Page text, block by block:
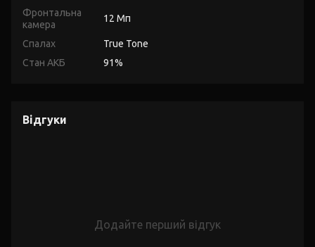
Фронтальна
камера
12 Мп
Спалах
True Tone
Стан АКБ
91%
Відгуки
Додайте перший відгук